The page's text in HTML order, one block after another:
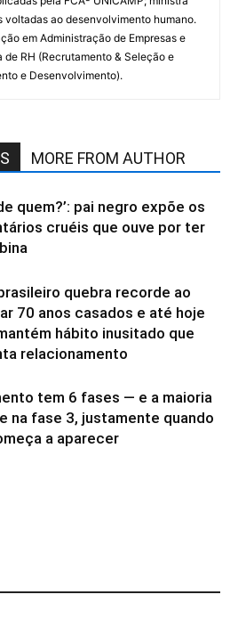
voltadas ao desenvolvimento humano.
em Administração de Empresas e
de RH (Recrutamento & Seleção e
e Desenvolvimento).
MORE FROM AUTHOR
quem?’: pai negro expõe os
cruéis que ouve por ter
quebra recorde ao
70 anos casados e até hoje
hábito inusitado que
relacionamento
tem 6 fases — e a maioria
na fase 3, justamente quando
a aparecer